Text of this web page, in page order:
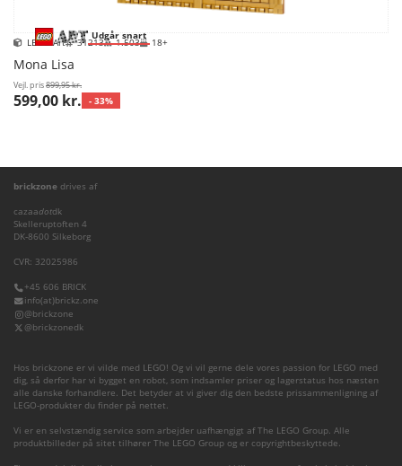
Udgår snart
LEGO Art 31213 1.503 18+
Mona Lisa
Vejl. pris899,95 kr.
599,00 kr. - 33%
brickzone drives af
cazaadotdk
Skelleruptoften 4
DK-8600 Silkeborg
CVR: 32025986
+45 606 BRICK
info(at)brickz.one
@brickzone
@brickzonedk
Hos brickzone er vi vilde med LEGO! Og vi vil gerne dele vores passion for LEGO med
dig, så derfor har vi bygget en robot, som indsamler priser og lagerstatus hos næsten
alle danske forhandlere. Det betyder at vi giver dig den bedste prissammenligning af
LEGO-produkter du finder på nettet.
Vi er en selvstændig service som arbejder uafhængigt af The LEGO Group. Alle
produktbilleder på sitet tilhører The LEGO Group og er copyrightbeskyttede.